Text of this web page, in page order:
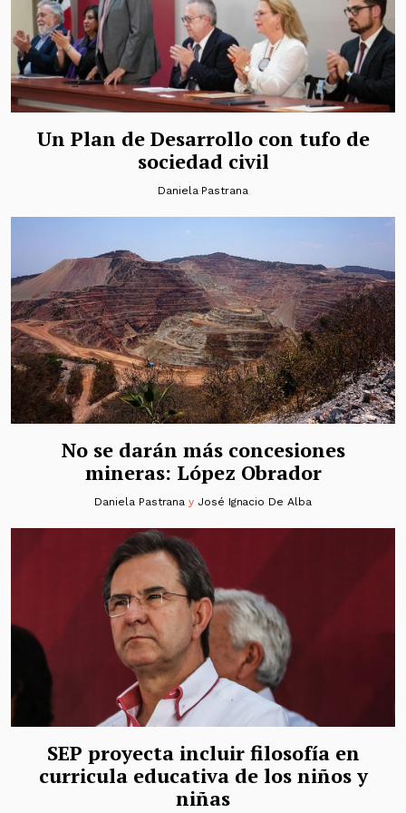
Un Plan de Desarrollo con tufo de
sociedad civil
Daniela Pastrana
No se darán más concesiones
mineras: López Obrador
Daniela Pastrana y José Ignacio De Alba
SEP proyecta incluir filosofía en
curricula educativa de los niños y
niñas